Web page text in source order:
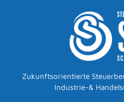
Zukunftsorientierte
Industrie-&